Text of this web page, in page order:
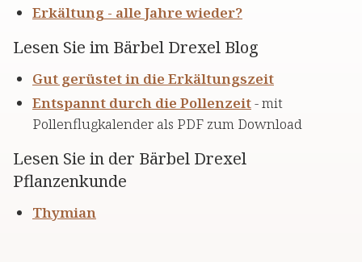
Erkältung - alle Jahre wieder?
Lesen Sie im Bärbel Drexel Blog
Gut gerüstet in die Erkältungszeit
Entspannt durch die Pollenzeit- mit
Pollenflugkalender als PDF zum Download
Lesen Sie in der Bärbel Drexel
Pflanzenkunde
Thymian